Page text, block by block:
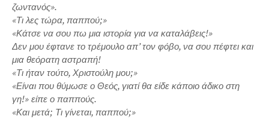
ζωντανός».
«Τι λες τώρα, παππού;»
«Κάτσε να σου πω μια ιστορία για να καταλάβεις!»
Δεν μου έφτανε το τρέμουλο απ’ τον φόβο, να σου πέφτει και
μια θεόρατη αστραπή!
«Τι ήταν τούτο, Χριστούλη μου;»
«Είναι που θύμωσε ο Θεός, γιατί θα είδε κάποιο άδικο στη
γη!» είπε ο παππούς.
«Και μετά; Τι γίνεται, παππού;»